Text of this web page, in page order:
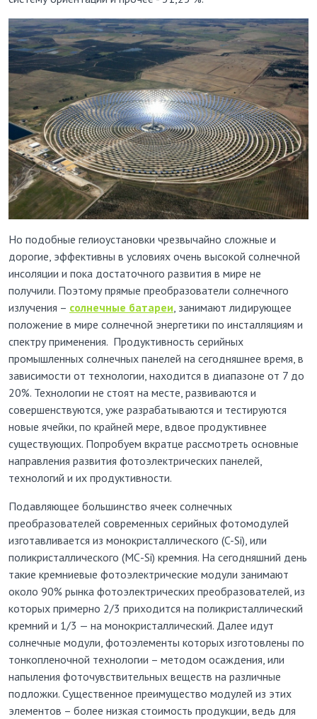
Но подобные гелиоустановки чрезвычайно сложные и
дорогие, эффективны в условиях очень высокой солнечной
инсоляции и пока достаточного развития в мире не
получили. Поэтому прямые преобразователи солнечного
излучения – солнечные батареи , занимают лидирующее
положение в мире солнечной энергетики по инсталляциям и
спектру применения. Продуктивность серийных
промышленных солнечных панелей на сегодняшнее время, в
зависимости от технологии, находится в диапазоне от 7 до
20%. Технологии не стоят на месте, развиваются и
совершенствуются, уже разрабатываются и тестируются
новые ячейки, по крайней мере, вдвое продуктивнее
существующих. Попробуем вкратце рассмотреть основные
направления развития фотоэлектрических панелей,
технологий и их продуктивности.
Подавляющее большинство ячеек солнечных
преобразователей современных серийных фотомодулей
изготавливается из монокристаллического (C-Si), или
поликристаллического (МС-Si) кремния. На сегодняшний день
такие кремниевые фотоэлектрические модули занимают
около 90% рынка фотоэлектрических преобразователей, из
которых примерно 2/3 приходится на поликристаллический
кремний и 1/3 — на монокристаллический. Далее идут
солнечные модули, фотоэлементы которых изготовлены по
тонкопленочной технологии – методом осаждения, или
напыления фоточувствительных веществ на различные
подложки. Существенное преимущество модулей из этих
элементов – более низкая стоимость продукции, ведь для